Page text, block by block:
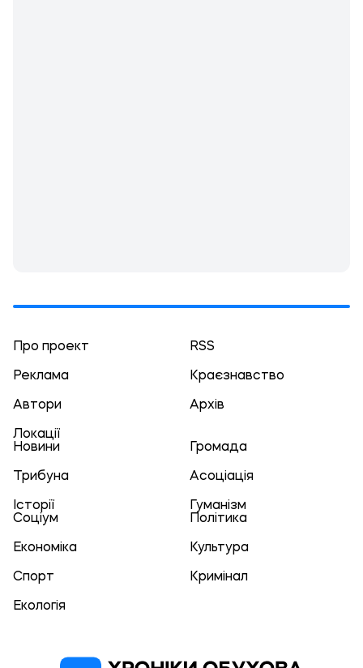
Про проект RSS
Реклама Краєзнавство
Автори Архів
Локації
Новини
Громада
Трибуна Асоціація
Історії
Гуманізм
Соціум
Політика
Економіка Культура
Спорт Кримінал
Екологія